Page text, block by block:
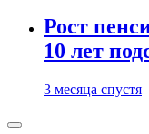
Рост
10 лет
3 месяца спустя